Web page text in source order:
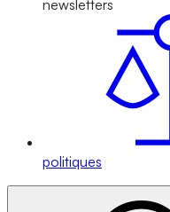
newsletters
politiques